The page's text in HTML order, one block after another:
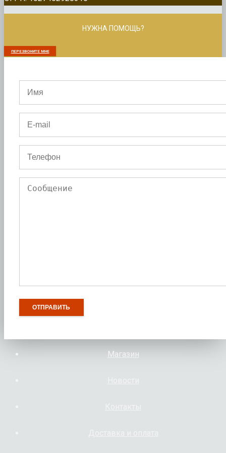
НУЖНА ПОМОЩЬ?
ПЕРЕЗВОНИТЕ МНЕ
Магазин